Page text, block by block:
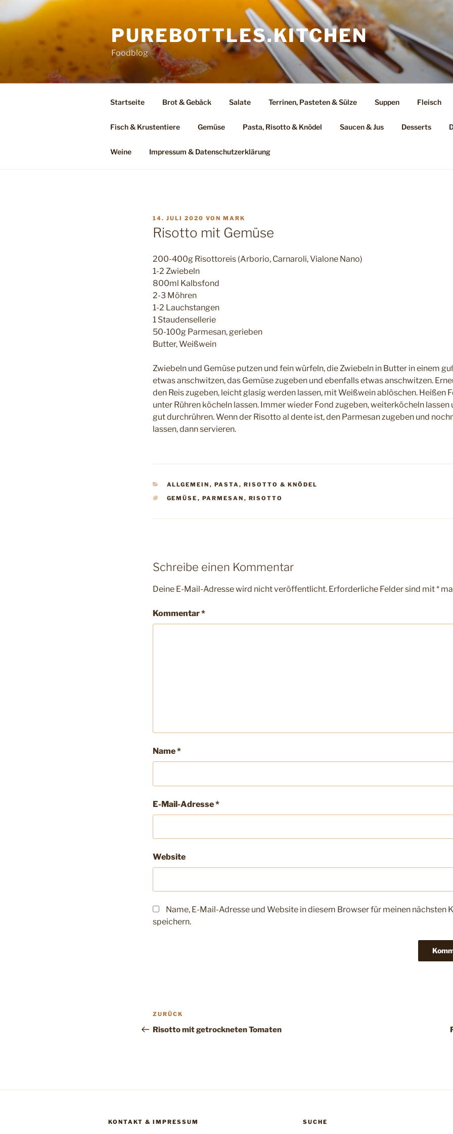
Inhalt
PUREBOTTLES.KITCHEN
Foodblog
Startseite Brot & Gebäck Salate Terrinen, Pasteten & Sülze Suppen Fleisch
Fisch & Krustentiere Gemüse Pasta, Risotto & Knödel Saucen & Jus Desserts
Weine Impressum & Datenschutzerklärung
VERÖFFENTLICHT
AM
14. JULI 2020 VON MARK
Risotto mit Gemüse
200-400g Risottoreis (Arborio, Carnaroli, Vialone Nano)
1-2 Zwiebeln
800ml Kalbsfond
2-3 Möhren
1-2 Lauchstangen
1 Staudensellerie
50-100g Parmesan, gerieben
Butter, Weißwein
Zwiebeln und Gemüse putzen und fein würfeln, die Zwiebeln in Butter in einem
etwas anschwitzen, das Gemüse zugeben und ebenfalls etwas anschwitzen.
den Reis zugeben, leicht glasig werden lassen, mit Weißwein ablöschen. Heißen
unter Rühren köcheln lassen. Immer wieder Fond zugeben, weiterköcheln
gut durchrühren. Wenn der Risotto al dente ist, den Parmesan zugeben und
lassen, dann servieren.
KATEGORIEN
ALLGEMEIN , PASTA, RISOTTO & KNÖDEL
SCHLAGWÖRTER
GEMÜSE , PARMESAN , RISOTTO
Schreibe einen Kommentar
Deine E-Mail-Adresse wird nicht veröffentlicht. Erforderliche Felder sind mit*
Kommentar*
Name*
E-Mail-Adresse*
Website
Name, E-Mail-Adresse und Website in diesem Browser für meinen nächsten
speichern.
Beitragsnavigation
Vorheriger
Beitrag
ZURÜCK
Risotto mit getrockneten Tomaten
KONTAKT & IMPRESSUM SUCHE